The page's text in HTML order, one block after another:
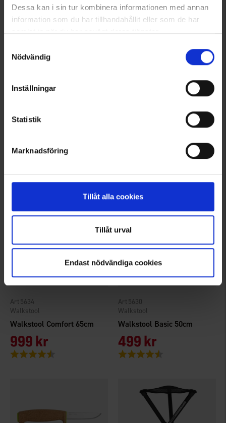
Dessa kan i sin tur kombinera informationen med annan
information som du har tillhandahållit eller som de har
samlat in när du har använt deras tjänster.
Nödvändig
Inställningar
Statistik
Marknadsföring
Tillåt alla cookies
Tillåt urval
Endast nödvändiga cookies
Briv
275 kr
Walkstool Comfort 65cm
Walkstool
5634
999 kr
Betyg:
Walkstool Basic 50cm
Walkstool
5630
499 kr
Betyg: